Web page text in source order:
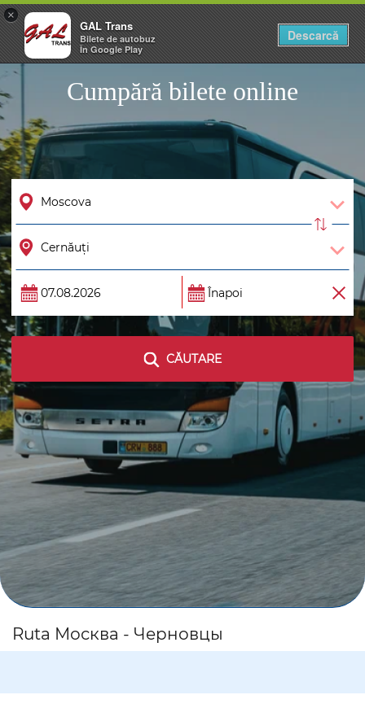
Cumpără bilete online
CĂUTARE
Ruta Москва - Черновцы
×
GAL Trans
Bilete de autobuz
În Google Play
Descarcă